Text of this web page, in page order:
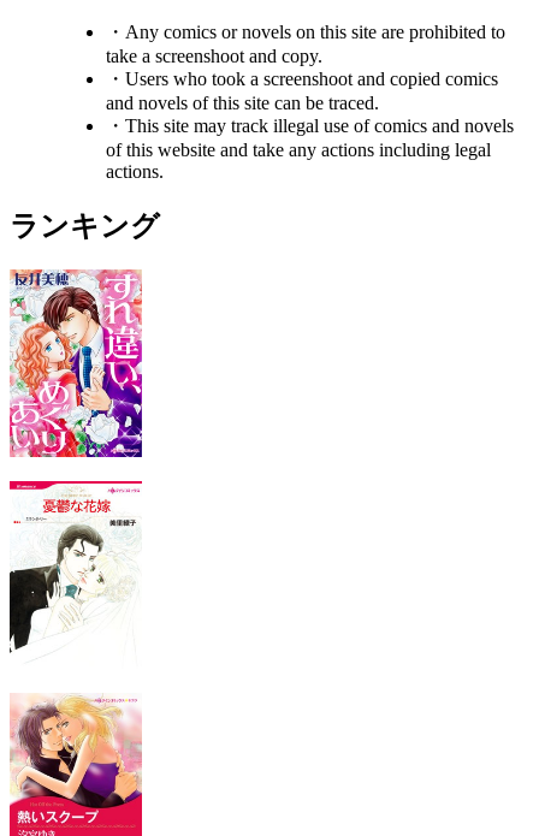
・Any comics or novels on this site are prohibited to
take a screenshoot and copy.
・Users who took a screenshoot and copied comics
and novels of this site can be traced.
・This site may track illegal use of comics and novels
of this website and take any actions including legal
actions.
ランキング